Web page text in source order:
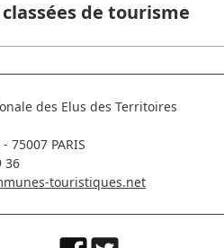
de tourisme
des Elus des Territoires
75007 PARIS
36
touristiques.net